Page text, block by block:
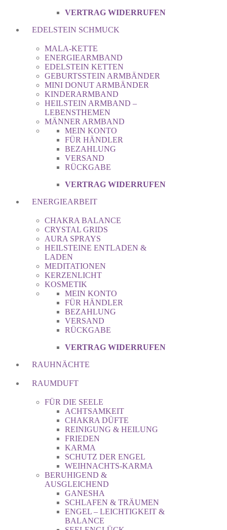
VERTRAG WIDERRUFEN
EDELSTEIN SCHMUCK
MALA-KETTE
ENERGIEARMBAND
EDELSTEIN KETTEN
GEBURTSSTEIN ARMBÄNDER
MINI DONUT ARMBÄNDER
KINDERARMBAND
HEILSTEIN ARMBAND –
LEBENSTHEMEN
MÄNNER ARMBAND
MEIN KONTO
FÜR HÄNDLER
BEZAHLUNG
VERSAND
RÜCKGABE
VERTRAG WIDERRUFEN
ENERGIEARBEIT
CHAKRA BALANCE
CRYSTAL GRIDS
AURA SPRAYS
HEILSTEINE ENTLADEN &
LADEN
MEDITATIONEN
KERZENLICHT
KOSMETIK
MEIN KONTO
FÜR HÄNDLER
BEZAHLUNG
VERSAND
RÜCKGABE
VERTRAG WIDERRUFEN
RAUHNÄCHTE
RAUMDUFT
FÜR DIE SEELE
ACHTSAMKEIT
CHAKRA DÜFTE
REINIGUNG & HEILUNG
FRIEDEN
KARMA
SCHUTZ DER ENGEL
WEIHNACHTS-KARMA
BERUHIGEND &
AUSGLEICHEND
GANESHA
SCHLAFEN & TRÄUMEN
ENGEL – LEICHTIGKEIT &
BALANCE